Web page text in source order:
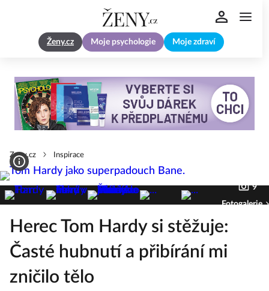
Ženy.cz Moje psychologie Moje zdraví
Zeny.cz Inspirace
9
Fotogalerie
Herec Tom Hardy si stěžuje:
Časté hubnutí a přibírání mi
zničilo tělo